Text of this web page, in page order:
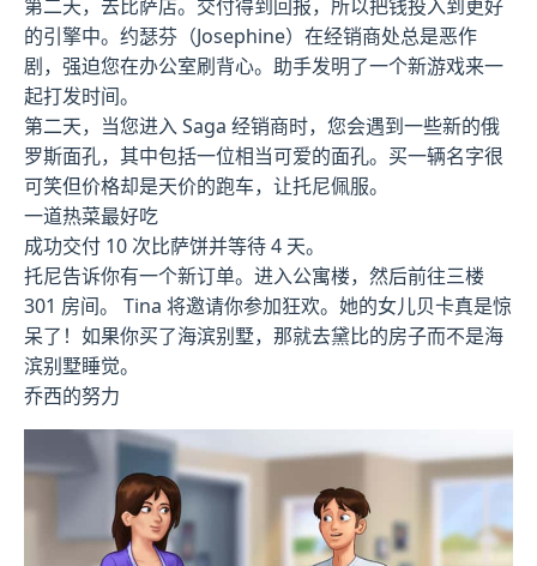
第二天，去比萨店。交付得到回报，所以把钱投入到更好
的引擎中。约瑟芬（Josephine）在经销商处总是恶作
剧，强迫您在办公室刷背心。助手发明了一个新游戏来一
起打发时间。
第二天，当您进入 Saga 经销商时，您会遇到一些新的俄
罗斯面孔，其中包括一位相当可爱的面孔。买一辆名字很
可笑但价格却是天价的跑车，让托尼佩服。
一道热菜最好吃
成功交付 10 次比萨饼并等待 4 天。
托尼告诉你有一个新订单。进入公寓楼，然后前往三楼
301 房间。 Tina 将邀请你参加狂欢。她的女儿贝卡真是惊
呆了！如果你买了海滨别墅，那就去黛比的房子而不是海
滨别墅睡觉。
乔西的努力